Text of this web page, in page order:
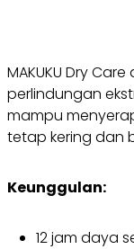
MAKUKU Dry
perlindungan
mampu
tetap kering dan
Keunggulan:
12 jam daya